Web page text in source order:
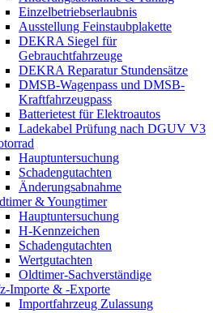
Einzelbetriebserlaubnis
Ausstellung Feinstaubplakette
DEKRA Siegel für
Gebrauchtfahrzeuge
DEKRA Reparatur Stundensätze
DMSB-Wagenpass und DMSB-
Kraftfahrzeugpass
Batterietest für Elektroautos
Ladekabel Prüfung nach DGUV V3
Hauptuntersuchung
Schadengutachten
Änderungsabnahme
& Youngtimer
Hauptuntersuchung
H-Kennzeichen
Schadengutachten
Wertgutachten
Oldtimer-Sachverständige
Importe & -Exporte
Importfahrzeug Zulassung